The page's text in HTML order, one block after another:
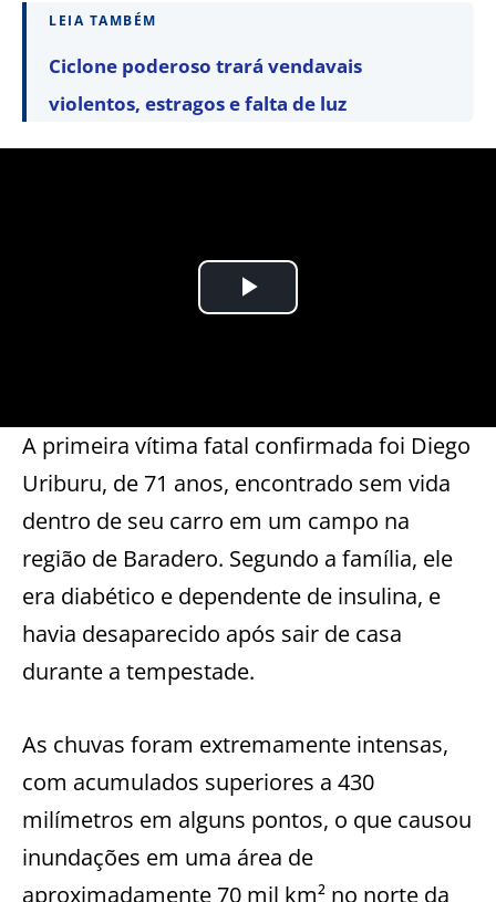
LEIA TAMBÉM
Ciclone poderoso trará vendavais
violentos, estragos e falta de luz
A primeira vítima fatal confirmada foi Diego
Uriburu, de 71 anos, encontrado sem vida
dentro de seu carro em um campo na
região de Baradero. Segundo a família, ele
era diabético e dependente de insulina, e
havia desaparecido após sair de casa
durante a tempestade.
As chuvas foram extremamente intensas,
com acumulados superiores a 430
milímetros em alguns pontos, o que causou
inundações em uma área de
aproximadamente 70 mil km² no norte da